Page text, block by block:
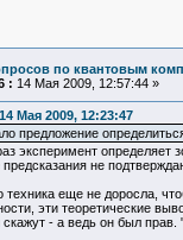
по квантовым
: 14 Мая 2009, 12:57:44 »
Мая 2009, 12:23:47
предложение
эксперимент определяет
предсказания не
техника еще не доросла,
эти теоретические
скажут - а ведь он был